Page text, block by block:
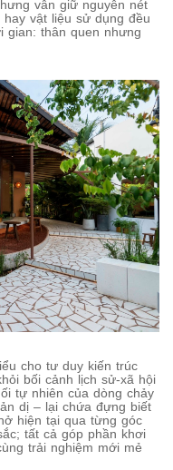
vẫn giữ nguyên nét
vật liệu sử dụng đều
gian: thân quen nhưng
cho tư duy kiến trúc
bối cảnh lịch sử-xã hội
tự nhiên của dòng chảy
dị – lại chứa đựng biết
hiện tại qua từng góc
tất cả góp phần khơi
trải nghiệm mới mẻ